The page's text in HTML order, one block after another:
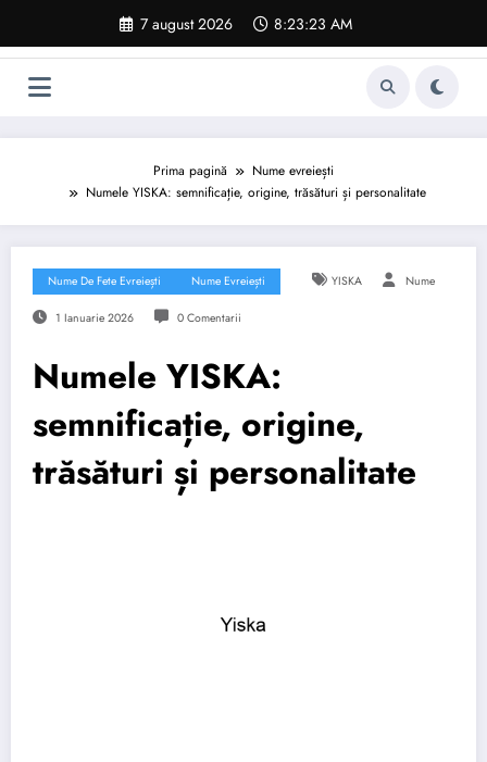
conținut
7 august 2026 8:23:24 AM
Prima pagină
Nume evreiești
Numele YISKA: semnificație, origine, trăsături și personalitate
Nume De Fete Evreiești Nume Evreiești YISKA Nume
1 Ianuarie 2026 0 Comentarii
Numele YISKA:
semnificație, origine,
trăsături și personalitate